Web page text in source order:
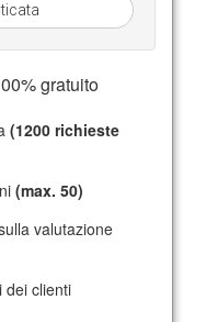
gratuito
(1200 richieste
(max. 50)
valutazione
dei clienti